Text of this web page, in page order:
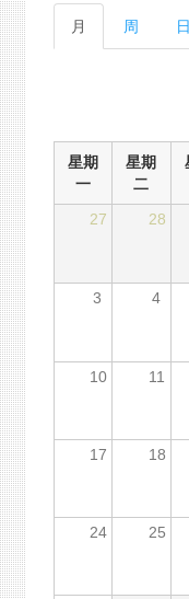
表
单
主
标
月 周 日
星期
一
星期
二
27
28
3 4
10 11
17 18
24 25